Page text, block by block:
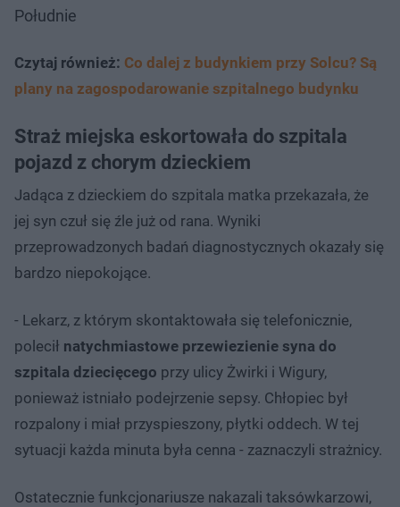
Południe
Czytaj również: Co dalej z budynkiem przy Solcu? Są
plany na zagospodarowanie szpitalnego budynku
Straż miejska eskortowała do szpitala
pojazd z chorym dzieckiem
Jadąca z dzieckiem do szpitala matka przekazała, że
jej syn czuł się źle już od rana. Wyniki
przeprowadzonych badań diagnostycznych okazały się
bardzo niepokojące.
- Lekarz, z którym skontaktowała się telefonicznie,
polecił natychmiastowe przewiezienie syna do
szpitala dziecięcego przy ulicy Żwirki i Wigury,
ponieważ istniało podejrzenie sepsy. Chłopiec był
rozpalony i miał przyspieszony, płytki oddech. W tej
sytuacji każda minuta była cenna - zaznaczyli strażnicy.
Ostatecznie funkcjonariusze nakazali taksówkarzowi,